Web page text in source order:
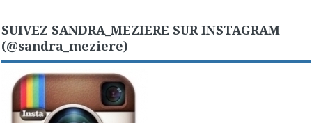
SUIVEZ SANDRA_MEZIERE SUR INSTAGRAM
(@sandra_meziere)